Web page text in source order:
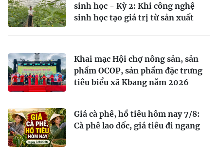
sinh học - Kỳ 2: Khi công nghệ
sinh học tạo giá trị từ sản xuất
Khai mạc Hội chợ nông sản, sản
phẩm OCOP, sản phẩm đặc trưng
tiêu biểu xã Kbang năm 2026
Giá cà phê, hồ tiêu hôm nay 7/8:
Cà phê lao dốc, giá tiêu đi ngang